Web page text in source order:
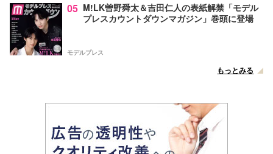
05 M!LK曽野舜太＆吉田仁人の表紙解禁「モデル
プレスカウントダウンマガジン」巻頭に登場
モデルプレス
もっとみる